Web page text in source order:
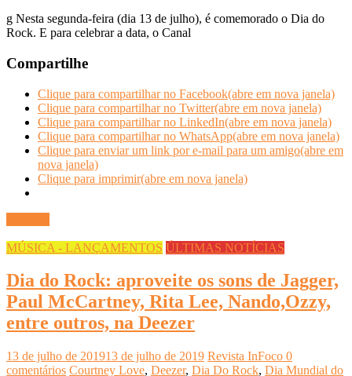
g Nesta segunda-feira (dia 13 de julho), é comemorado o Dia do
Rock. E para celebrar a data, o Canal
Compartilhe
Clique para compartilhar no Facebook(abre em nova janela)
Clique para compartilhar no Twitter(abre em nova janela)
Clique para compartilhar no LinkedIn(abre em nova janela)
Clique para compartilhar no WhatsApp(abre em nova janela)
Clique para enviar um link por e-mail para um amigo(abre em
nova janela)
Clique para imprimir(abre em nova janela)
MÚSICA - LANÇAMENTOS ÚLTIMAS NOTÍCIAS
Dia do Rock: aproveite os sons de Jagger,
Paul McCartney, Rita Lee, Nando,Ozzy,
entre outros, na Deezer
13 de julho de 201913 de julho de 2019 Revista InFoco 0
comentários Courtney Love, Deezer, Dia Do Rock, Dia Mundial do